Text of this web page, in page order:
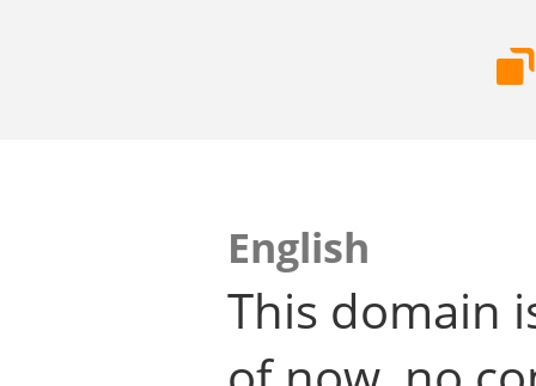
English
This domain